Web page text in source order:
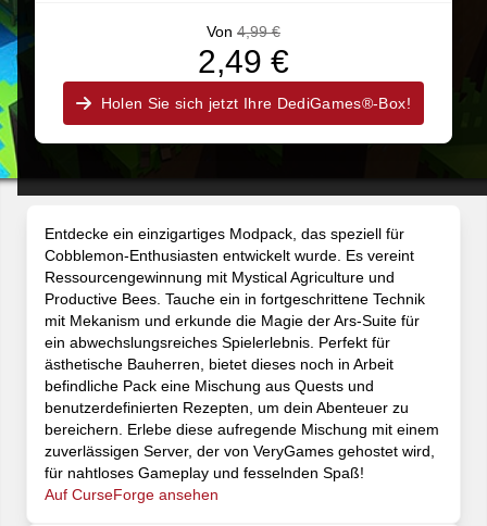
Von 4,99 €
2,49 €
Holen Sie sich jetzt Ihre DediGames®-Box!
Entdecke ein einzigartiges Modpack, das speziell für
Cobblemon-Enthusiasten entwickelt wurde. Es vereint
Ressourcengewinnung mit Mystical Agriculture und
Productive Bees. Tauche ein in fortgeschrittene Technik
mit Mekanism und erkunde die Magie der Ars-Suite für
ein abwechslungsreiches Spielerlebnis. Perfekt für
ästhetische Bauherren, bietet dieses noch in Arbeit
befindliche Pack eine Mischung aus Quests und
benutzerdefinierten Rezepten, um dein Abenteuer zu
bereichern. Erlebe diese aufregende Mischung mit einem
zuverlässigen Server, der von VeryGames gehostet wird,
für nahtloses Gameplay und fesselnden Spaß!
Auf CurseForge ansehen